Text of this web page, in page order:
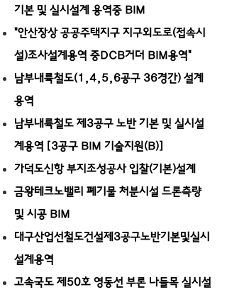
기본 및 실시설계 용역중 BIM
"안산장상 공공주택지구 지구외도로(접속시
설)조사설계용역 중DCB거더 BIM용역"
남부내륙철도(1,4,5,6공구 36경간) 설계
용역
남부내륙철도 제3공구 노반 기본 및 실시설
계용역 [3공구 BIM 기술지원(B)]
가덕도신항 부지조성공사 입찰(기본)설계
금왕테크노밸리 폐기물 처분시설 드론측량
및 시공 BIM
대구산업선철도건설제3공구노반기본및실시
설계용역
고속국도 제50호 영동선 부론 나들목 실시설